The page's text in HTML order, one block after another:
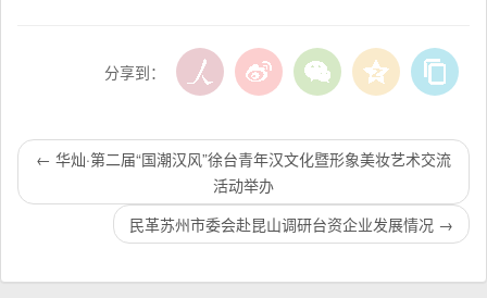
分享到：
← 华灿·第二届“国潮汉风”徐台青年汉文化暨形象美妆艺术交流
活动举办
民革苏州市委会赴昆山调研台资企业发展情况 →